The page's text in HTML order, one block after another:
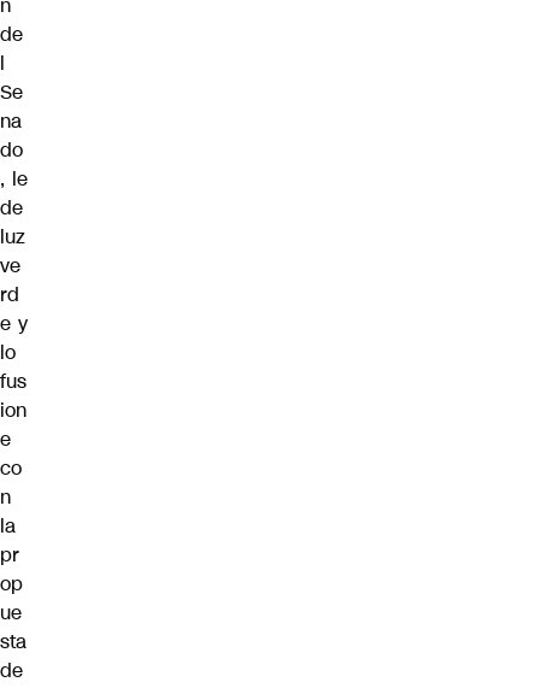
de
l
Se
na
do
, le
de
luz
ve
rd
e y
lo
fus
ion
e
co
n
la
pr
op
ue
sta
de